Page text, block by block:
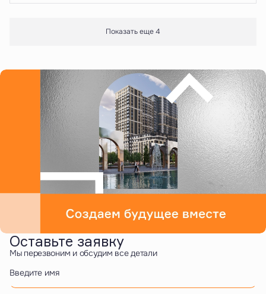
Показать еще 4
Оставьте заявку
Мы перезвоним и обсудим все детали
Введите имя